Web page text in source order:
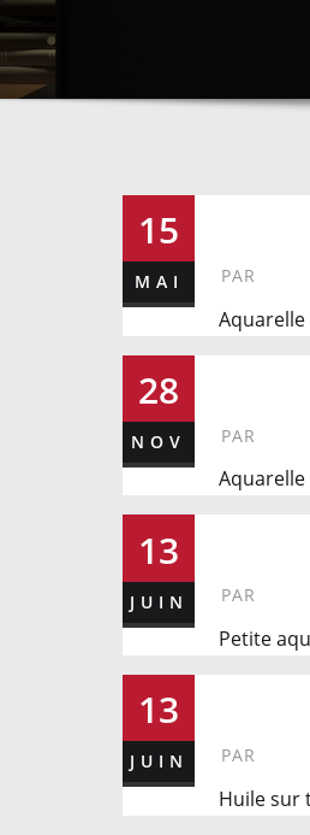
15
MAI PAR
Aquarelle
28
NOV PAR
13
JUIN PAR
Petite
13
JUIN PAR
Huile sur